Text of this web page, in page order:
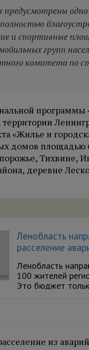
предусмотрены
и спортивные
групп
комитета по
«Жилье и
домов площадью
Тихвине,
деревне
Ленобласть
расселение
Ленобласть
100 жителей
Это бюджет
из